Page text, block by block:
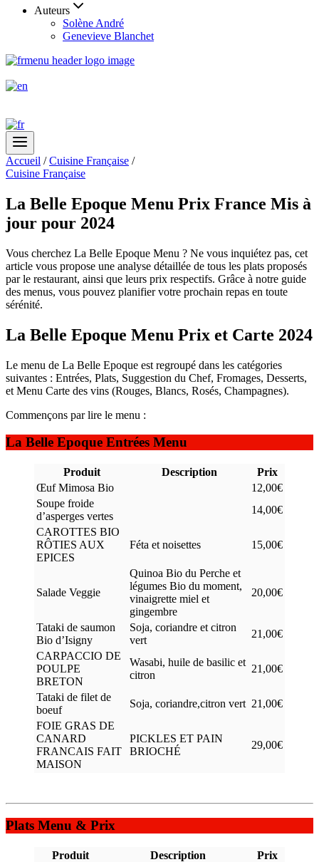
Auteurs
Solène André
Genevieve Blanchet
Accueil / Cuisine Française /
Cuisine Française
La Belle Epoque Menu Prix France Mis à
jour pour 2024
Vous cherchez La Belle Epoque Menu ? Ne vous inquiétez pas, cet
article vous propose une analyse détaillée de tous les plats proposés
par le restaurant, ainsi que leurs prix respectifs. Grâce à notre guide
des menus, vous pouvez planifier votre prochain repas en toute
sérénité.
La Belle Epoque Menu Prix et Carte 2024
Le menu de La Belle Epoque est regroupé dans les catégories
suivantes : Entrées, Plats, Suggestion du Chef, Fromages, Desserts,
et Menu Carte des vins (Rouges, Blancs, Rosés, Champagnes).
Commençons par lire le menu :
La Belle Epoque Entrées Menu
Produit Description
Prix
Œuf Mimosa Bio
12,00€
Soupe froide
d’asperges vertes
14,00€
CAROTTES BIO
RÔTIES AUX
EPICES
Féta et noisettes 15,00€
Salade Veggie
Quinoa Bio du Perche et
légumes Bio du moment,
vinaigrette miel et
gingembre
20,00€
Tataki de saumon
Bio d’Isigny
Soja, coriandre et citron
vert
21,00€
CARPACCIO DE
POULPE
BRETON
Wasabi, huile de basilic et
citron
21,00€
Tataki de filet de
boeuf
Soja, coriandre,citron vert 21,00€
FOIE GRAS DE
CANARD
FRANCAIS FAIT
MAISON
PICKLES ET PAIN
BRIOCHÉ
29,00€
Plats Menu & Prix
Produit Description Prix